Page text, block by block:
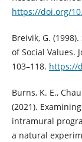
https://doi.org/
Breivik, G.
of Social Values.
103–118. https://
Burns, K. E.,
(2021).
intramural
a natural